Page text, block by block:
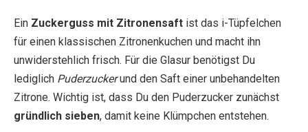
Ein Zuckerguss mit Zitronensaft ist das i-Tüpfelchen
für einen klassischen Zitronenkuchen und macht ihn
unwiderstehlich frisch. Für die Glasur benötigst Du
lediglich Puderzuckerund den Saft einer unbehandelten
Zitrone. Wichtig ist, dass Du den Puderzucker zunächst
gründlich sieben, damit keine Klümpchen entstehen.